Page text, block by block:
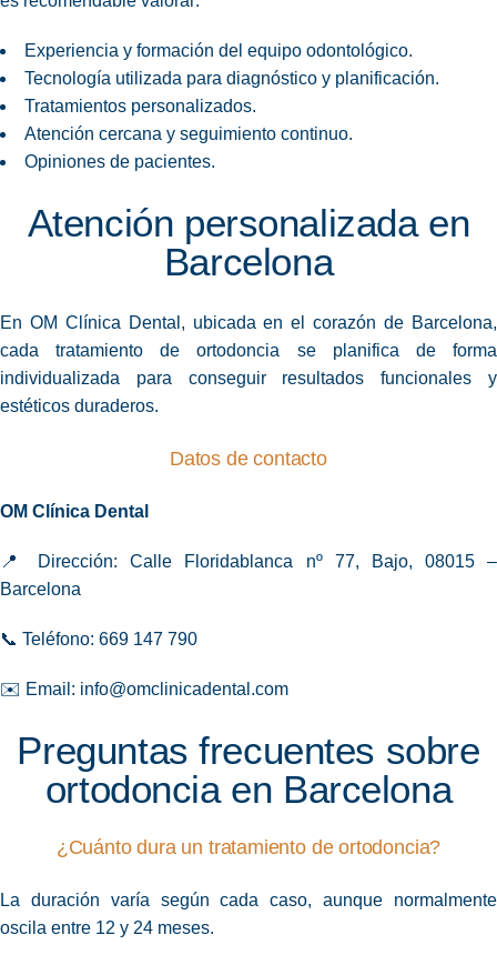
Experiencia y formación del equipo odontológico.
Tecnología utilizada para diagnóstico y planificación.
Tratamientos personalizados.
Atención cercana y seguimiento continuo.
Opiniones de pacientes.
Atención personalizada en
Barcelona
En OM Clínica Dental, ubicada en el corazón de Barcelona,
cada tratamiento de ortodoncia se planifica de forma
individualizada para conseguir resultados funcionales y
estéticos duraderos.
Datos de contacto
OM Clínica Dental
📍 Dirección: Calle Floridablanca nº 77, Bajo, 08015 –
Barcelona
📞 Teléfono: 669 147 790
✉️ Email: info@omclinicadental.com
Preguntas frecuentes sobre
ortodoncia en Barcelona
¿Cuánto dura un tratamiento de ortodoncia?
La duración varía según cada caso, aunque normalmente
oscila entre 12 y 24 meses.